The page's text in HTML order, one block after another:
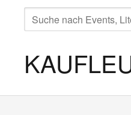
SUCHE
NACH: